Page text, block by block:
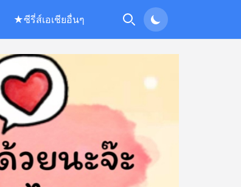
Search
★ซีรี่ส์เอเชียอื่นๆ